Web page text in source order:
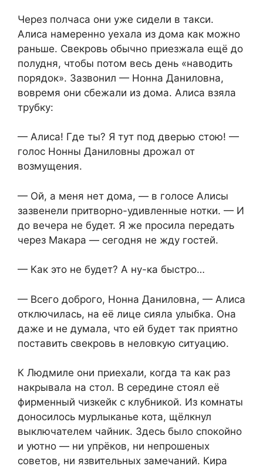
Через полчаса они уже сидели в такси.
Алиса намеренно уехала из дома как можно
раньше. Свекровь обычно приезжала ещё до
полудня, чтобы потом весь день «наводить
порядок». Зазвонил — Нонна Даниловна,
вовремя они сбежали из дома. Алиса взяла
трубку:
— Алиса! Где ты? Я тут под дверью стою! —
голос Нонны Даниловны дрожал от
возмущения.
— Ой, а меня нет дома, — в голосе Алисы
зазвенели притворно-удивленные нотки. — И
до вечера не будет. Я же просила передать
через Макара — сегодня не жду гостей.
— Как это не будет? А ну-ка быстро…
— Всего доброго, Нонна Даниловна, — Алиса
отключилась, на её лице сияла улыбка. Она
даже и не думала, что ей будет так приятно
поставить свекровь в неловкую ситуацию.
К Людмиле они приехали, когда та как раз
накрывала на стол. В середине стоял её
фирменный чизкейк с клубникой. Из комнаты
доносилось мурлыканье кота, щёлкнул
выключателем чайник. Здесь было спокойно
и уютно — ни упрёков, ни непрошеных
советов, ни язвительных замечаний. Кира